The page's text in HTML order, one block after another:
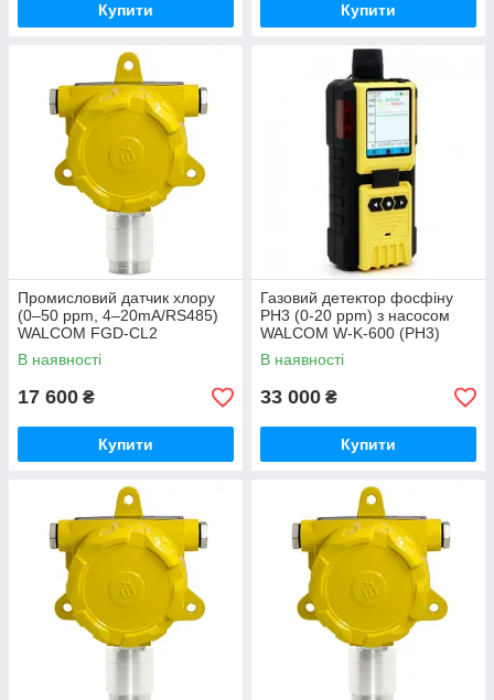
Купити Купити
Промисловий датчик хлору
(0–50 ppm, 4–20mA/RS485)
WALCOM FGD-CL2
В наявності
17 600 ₴
Купити
Газовий детектор фосфіну
PH3 (0-20 ppm) з насосом
WALCOM W-K-600 (PH3)
В наявності
33 000 ₴
Купити